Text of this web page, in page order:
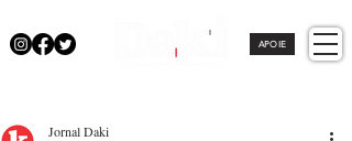
APOIE
Jornal Daki